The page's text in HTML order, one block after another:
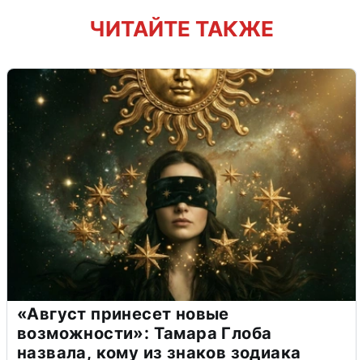
ЧИТАЙТЕ ТАКЖЕ
«Август принесет новые
возможности»: Тамара Глоба
назвала, кому из знаков зодиака